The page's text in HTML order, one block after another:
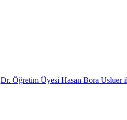
Dr. Öğretim Üyesi Hasan Bora Usluer